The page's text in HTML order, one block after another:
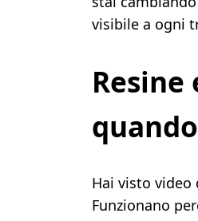
visibile a ogni
Resine
Hai visto video
Funzionano